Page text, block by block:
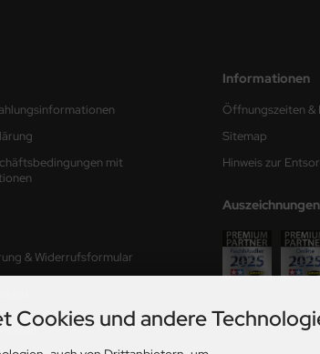
mit
& Widerrufsformular
Informationen
Öffnungszeiten
Sitemap
Hinweis zur
Auszeichnungen
Cookies und andere